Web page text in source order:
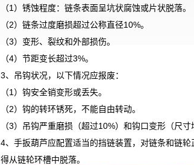
（1）锈蚀程度：链条表面呈坑状腐蚀或片状脱落。
（2） 链条过度磨损超过公称直径10%。
（3）变形、裂纹和外部损伤。
（4） 节距变长超过3%。
3、吊钩状况，以下情况应报废：
（1）钩安全销变形或丢失。
（2）钩的转环锈死，不能自由转动。
（3） 吊钩严重磨损（超过10%）和钩口变形（尺寸
4、手扳葫芦应配置适当的挡链装置，对链条和链
得从链轮环槽中脱落。